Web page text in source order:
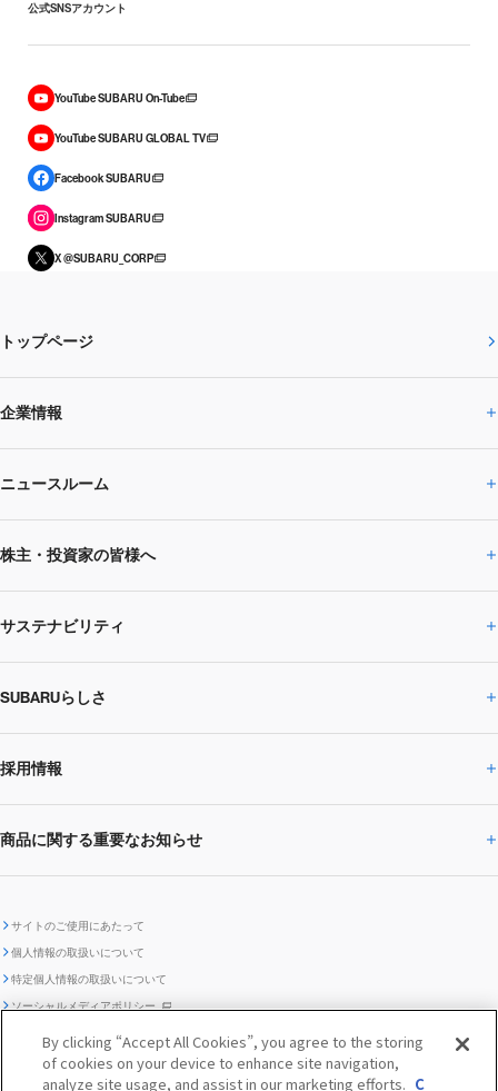
公式SNSアカウント
YouTube SUBARU On-Tube
YouTube SUBARU GLOBAL TV
Facebook SUBARU
Instagram SUBARU
X @SUBARU_CORP
トップページ
企業情報
企業情報トップ
SUBARUのありたい姿
SUBARU 2025方針
事業所・関係会社
ニュースルーム
ニュースルームトップ
ニュースリリース
閉じる
株主・投資家の皆様へ
株主・投資家の皆様へトップ
企業・経営
IRライブラリー
株主・投資家サポート
IRカレンダー
ディスクロージャー
ポリシー
サステナビリティ
サステナビリティトップ
CEOサステナビリティ
環境
ガバナンス
編集方針 レポートライブラリー
SUBARUらしさ
SUBARUらしさトップ
SUBARUびと
SUBARUデザイン
「SUBARUらしさ」を
際立たせる技術
『魔改造の夜』特設サイト
採用情報
採用情報トップ
SUBARU Lab採用（中途）
販売会社グループ採用 期間従業員採用
商品に関する重要なお知らせ
SUBARU ハイブリッド車 レスキュ
ー時の取扱い
自動車リサイクル リコール情報
サイトのご使用にあたって
個人情報の取扱いについて
特定個人情報の取扱いについて
ソーシャルメディアポリシー
お問い合わせ ／ よくあるご質問
クッキーポリシー
メディア
By clicking “Accept All Cookies”, you agree to the storing
of cookies on your device to enhance site navigation,
analyze site usage, and assist in our marketing efforts. C